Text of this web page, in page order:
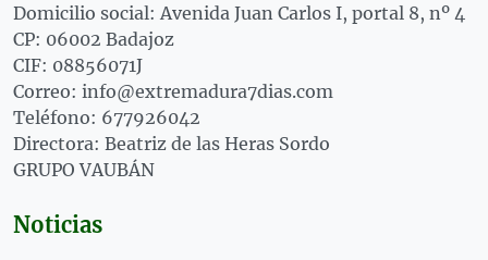
Domicilio social: Avenida Juan Carlos I, portal 8, nº 4
CP: 06002 Badajoz
CIF: 08856071J
Correo: info@extremadura7dias.com
Teléfono: 677926042
Directora: Beatriz de las Heras Sordo
GRUPO VAUBÁN
Noticias